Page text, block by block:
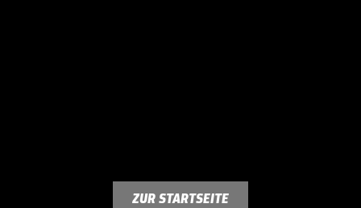
ZUR STARTSEITE